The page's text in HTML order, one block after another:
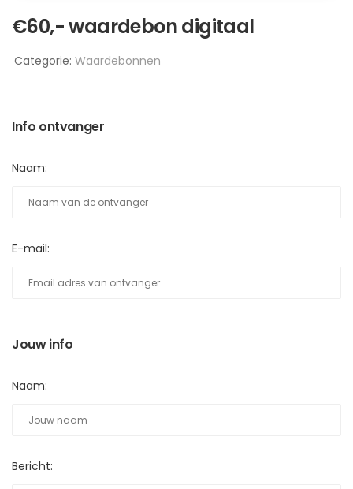
€60,- waardebon digitaal
Categorie: Waardebonnen
Info ontvanger
Naam:
E-mail:
Jouw info
Naam:
Bericht: